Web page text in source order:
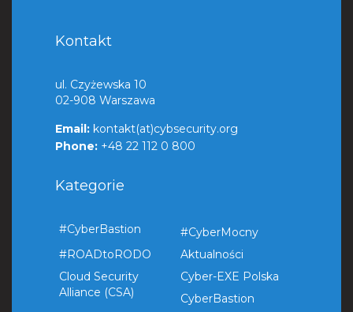
Kontakt
ul. Czyżewska 10
02-908 Warszawa
Email: kontakt(at)cybsecurity.org
Phone: +48 22 112 0 800
Kategorie
#CyberBastion
#CyberMocny
#ROADtoRODO
Aktualności
Cloud Security
Alliance (CSA)
Cyber-EXE Polska
CyberBastion